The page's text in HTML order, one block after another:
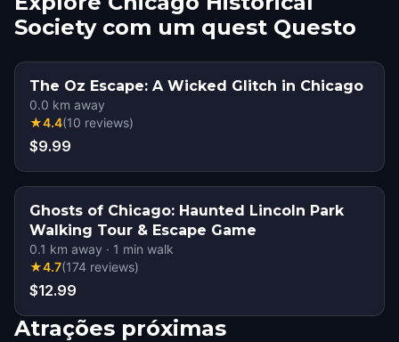
Society com um quest Questo
The Oz Escape: A Wicked Glitch in Chicago
0.0 km away
★4.4(10 reviews)
$9.99
Ghosts of Chicago: Haunted Lincoln Park
Walking Tour & Escape Game
0.1 km away · 1 min walk
★4.7(174 reviews)
$12.99
Atrações próximas